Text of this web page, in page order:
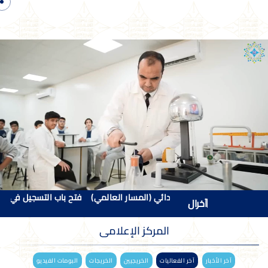
للصف الأول الابتدائي (المسار العالمي) فتح باب التسجيل في الصف
المركزالإعلامى
آخر الأخبار آخر الفعاليات الخريجيين الخريجات البومات الفيديو